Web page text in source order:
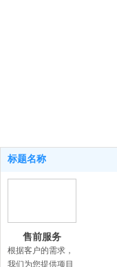
标题名称
售前服务
根据客户的需求，
我们为您提供项目